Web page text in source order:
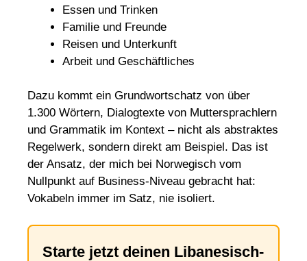
Essen und Trinken
Familie und Freunde
Reisen und Unterkunft
Arbeit und Geschäftliches
Dazu kommt ein Grundwortschatz von über
1.300 Wörtern, Dialogtexte von Muttersprachlern
und Grammatik im Kontext – nicht als abstraktes
Regelwerk, sondern direkt am Beispiel. Das ist
der Ansatz, der mich bei Norwegisch vom
Nullpunkt auf Business-Niveau gebracht hat:
Vokabeln immer im Satz, nie isoliert.
Starte jetzt deinen Libanesisch-